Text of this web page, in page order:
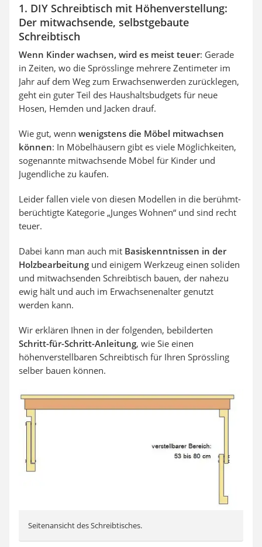
1. DIY Schreibtisch mit Höhenverstellung:
Der mitwachsende, selbstgebaute
Schreibtisch
Wenn Kinder wachsen, wird es meist teuer: Gerade
in Zeiten, wo die Sprösslinge mehrere Zentimeter im
Jahr auf dem Weg zum Erwachsenwerden zurücklegen,
geht ein guter Teil des Haushaltsbudgets für neue
Hosen, Hemden und Jacken drauf.
Wie gut, wenn wenigstens die Möbel mitwachsen
können: In Möbelhäusern gibt es viele Möglichkeiten,
sogenannte mitwachsende Möbel für Kinder und
Jugendliche zu kaufen.
Leider fallen viele von diesen Modellen in die berühmt-
berüchtigte Kategorie „Junges Wohnen“ und sind recht
teuer.
Dabei kann man auch mit Basiskenntnissen in der
Holzbearbeitung und einigem Werkzeug einen soliden
und mitwachsenden Schreibtisch bauen, der nahezu
ewig hält und auch im Erwachsenenalter genutzt
werden kann.
Wir erklären Ihnen in der folgenden, bebilderten
Schritt-für-Schritt-Anleitung, wie Sie einen
höhenverstellbaren Schreibtisch für Ihren Sprössling
selber bauen können.
Seitenansicht des Schreibtisches.